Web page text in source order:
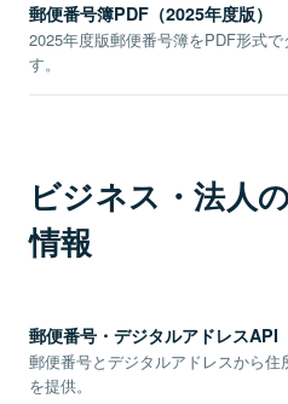
郵便番号簿PDF（2025年度版）
2025年度版郵便番号簿をPDF形式
す。
ビジネス・法人
情報
郵便番号・デジタルアドレスAPI
郵便番号とデジタルアドレスから
を提供。